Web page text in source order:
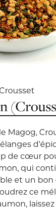
Magog,
de cœur
qui
et un
ce